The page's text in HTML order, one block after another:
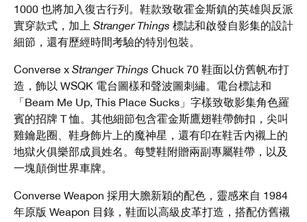
1000 也將加入復古行列。鞋款致敬霍金斯鎮的英雄與反派
實穿款式，加上 Stranger Things 標誌和啟發自影集的設計
細節，還有歷經時間考驗的特別包裝。
Converse x Stranger Things Chuck 70 鞋面以仿舊帆布打
造，飾以 WSQK 電台圖樣和聲波圖刺繡。電台標誌和
「Beam Me Up, This Place Sucks」字樣致敬影集角色羅
賓的招牌 T 恤。其他細節包含霍金斯鷹翅鞋帶飾扣，尖叫
雞鑰匙圈、鞋身飾片上的魔神星，還有印在鞋舌內襯上的
地獄火俱樂部成員姓名。每雙鞋附贈兩副專屬鞋帶，以及
一塊顛倒世界車牌。
Converse Weapon 採用大膽新穎的配色，靈感來自 1984
年原版 Weapon 目錄，鞋面以高級皮革打造，搭配仿舊襯